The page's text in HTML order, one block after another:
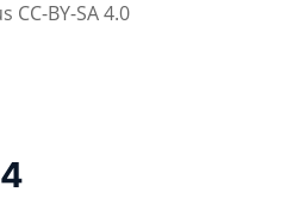
CC-BY-SA 4.0